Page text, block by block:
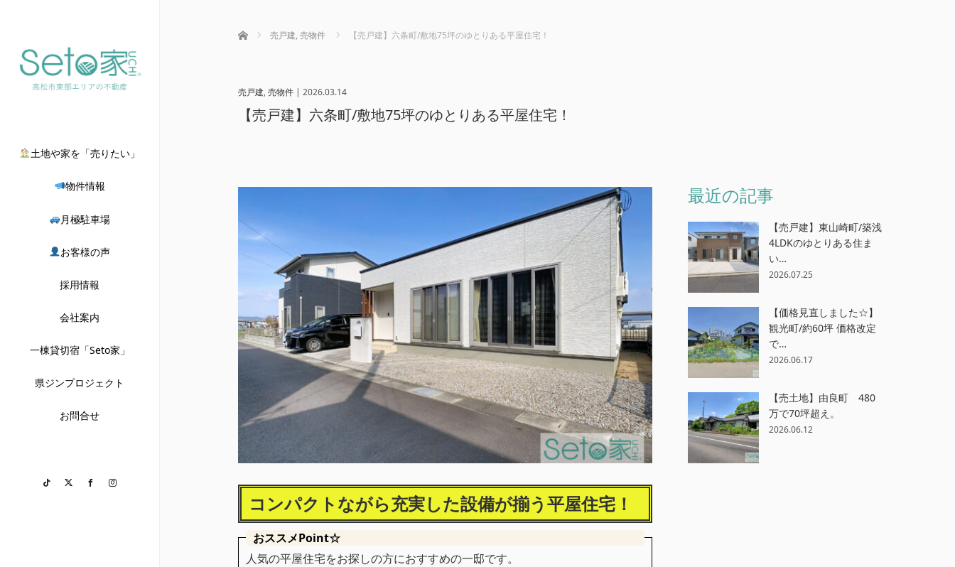
土地や家を「売りたい」
物件情報
月極駐車場
お客様の声
採用情報
会社案内
一棟貸切宿「Seto家」
県ジンプロジェクト
お問合せ
TikTokTwitterFacebook
ホーム 売戸建, 売物件 【売戸建】六条町/敷地75坪のゆとりある平屋住宅！
売戸建,売物件| 2026.03.14
【売戸建】六条町/敷地75坪のゆとりある平屋住宅！
コンパクトながら充実した設備が揃う平屋住宅！
おススメPoint☆
人気の平屋住宅をお探しの方におすすめの一邸です。
最近の記事
【売戸建】東山崎町/築浅
4LDKのゆとりある住ま
い…
2026.07.25
【価格見直しました☆】
観光町/約60坪 価格改定
で…
2026.06.17
【売土地】由良町 480
万で70坪超え。
2026.06.12